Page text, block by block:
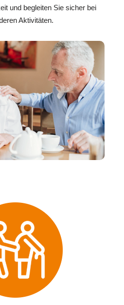
und begleiten Sie sicher bei
Aktivitäten.